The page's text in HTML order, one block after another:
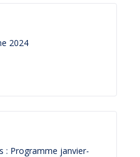
2024
: Programme janvier-